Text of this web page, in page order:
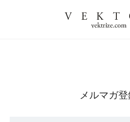
メルマガ